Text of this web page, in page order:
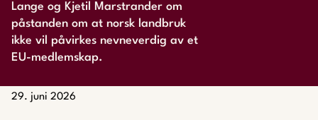
29. juni 2026
Lange og Kjetil Marstrander om
påstanden om at norsk landbruk
ikke vil påvirkes nevneverdig av et
EU-medlemskap.